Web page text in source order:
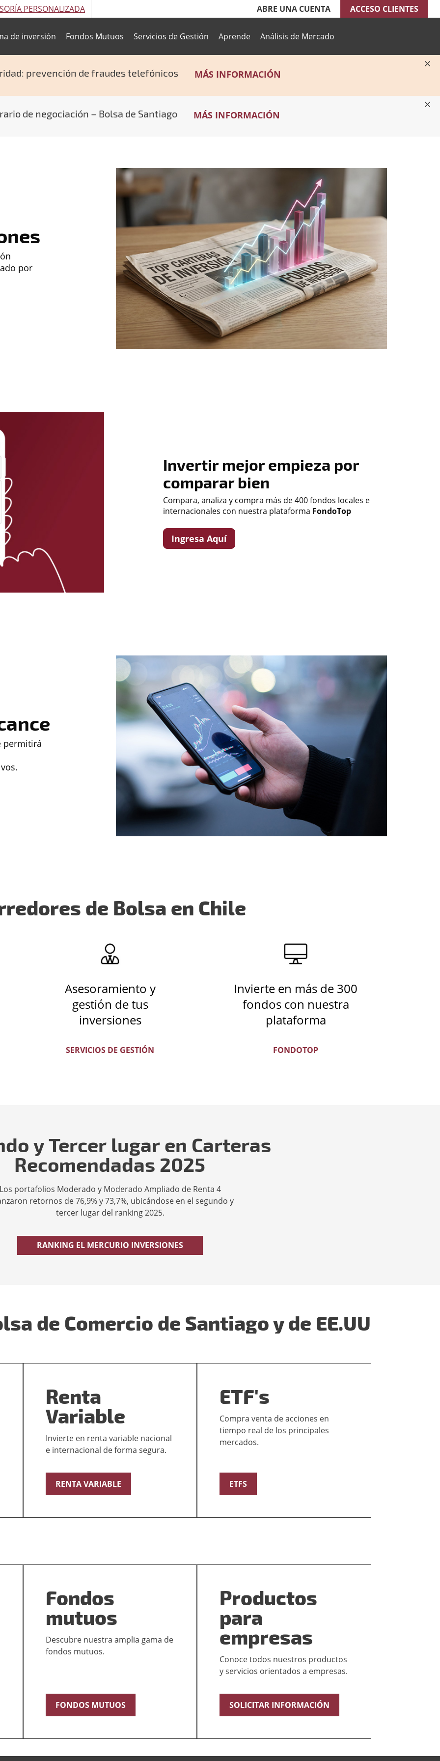
PERSONALIZADA ABRE UNA CUENTA ACCESO CLIENTES
de inversión Fondos Mutuos Servicios de Gestión Aprende Análisis de Mercado
prevención de fraudes telefónicos MÁS INFORMACIÓN
de negociación – Bolsa de Santiago MÁS INFORMACIÓN
por
Invertir mejor empieza por
comparar bien
Compara, analiza y compra más de 400 fondos locales e
internacionales con nuestra plataforma FondoTop
Ingresa Aquí
permitirá
de Bolsa en Chile
Asesoramiento y
gestión de tus
inversiones
SERVICIOS DE GESTIÓN
Invierte en más de 300
fondos con nuestra
plataforma
FONDOTOP
y Tercer lugar en Carteras
Recomendadas 2025
Los portafolios Moderado y Moderado Ampliado de Renta 4
retornos de 76,9% y 73,7%, ubicándose en el segundo y
tercer lugar del ranking 2025.
RANKING EL MERCURIO INVERSIONES
de Comercio de Santiago y de EE.UU
Renta
Variable
Invierte en renta variable nacional
e internacional de forma segura.
RENTA VARIABLE
ETF's
Compra venta de acciones en
tiempo real de los principales
mercados.
ETFS
Fondos
mutuos
Descubre nuestra amplia gama de
fondos mutuos.
FONDOS MUTUOS
Productos
para
empresas
Conoce todos nuestros productos
y servicios orientados a empresas.
SOLICITAR INFORMACIÓN